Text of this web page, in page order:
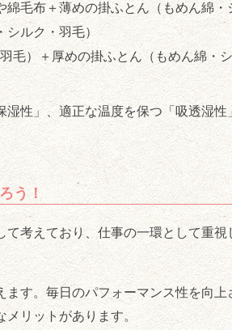
毛布＋薄めの掛ふとん（もめん綿・
ルク・羽毛）
毛）＋厚めの掛ふとん（もめん綿・シ
性」、適正な温度を保つ「吸透湿
う！
考えており、仕事の一環として重視
す。毎日のパフォーマンス性を向上
リットがあります。